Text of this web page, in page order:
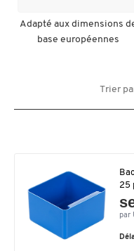
Adapté aux dimensions
base européennes
Trier
25
par